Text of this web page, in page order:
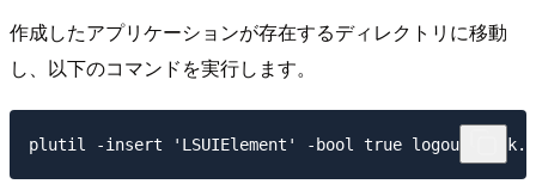
作成したアプリケーションが存在するディレクトリに移動
し、以下のコマンドを実行します。